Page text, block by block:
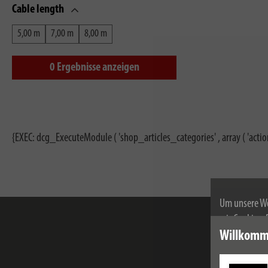
Um unsere
wir Cookies.
Weitere
Cable length
5,00 m 7,00 m 8,00 m
0 Ergebnisse anzeigen
{EXEC: dcg_ExecuteModule ( 'shop_articles_categories' , array (